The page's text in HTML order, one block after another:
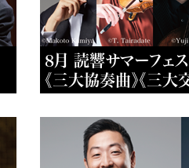
8月 読響サマーフェ
《三大協奏曲》《三大